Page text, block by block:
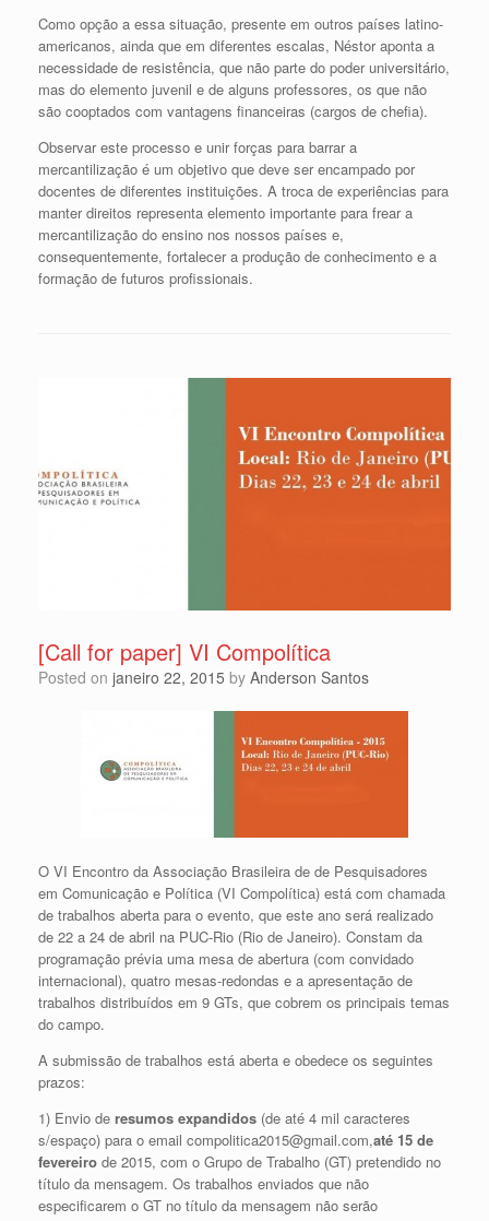
Como opção a essa situação, presente em outros países latino-
americanos, ainda que em diferentes escalas, Néstor aponta a
necessidade de resistência, que não parte do poder universitário,
mas do elemento juvenil e de alguns professores, os que não
são cooptados com vantagens financeiras (cargos de chefia).
Observar este processo e unir forças para barrar a
mercantilização é um objetivo que deve ser encampado por
docentes de diferentes instituições. A troca de experiências para
manter direitos representa elemento importante para frear a
mercantilização do ensino nos nossos países e,
consequentemente, fortalecer a produção de conhecimento e a
formação de futuros profissionais.
[Call for paper] VI Compolítica
Posted on janeiro 22, 2015 by Anderson Santos
O VI Encontro da Associação Brasileira de de Pesquisadores
em Comunicação e Política (VI Compolítica) está com chamada
de trabalhos aberta para o evento, que este ano será realizado
de 22 a 24 de abril na PUC-Rio (Rio de Janeiro). Constam da
programação prévia uma mesa de abertura (com convidado
internacional), quatro mesas-redondas e a apresentação de
trabalhos distribuídos em 9 GTs, que cobrem os principais temas
do campo.
A submissão de trabalhos está aberta e obedece os seguintes
prazos:
1) Envio de resumos expandidos (de até 4 mil caracteres
s/espaço) para o email compolitica2015@gmail.com,até 15 de
fevereiro de 2015, com o Grupo de Trabalho (GT) pretendido no
título da mensagem. Os trabalhos enviados que não
especificarem o GT no título da mensagem não serão